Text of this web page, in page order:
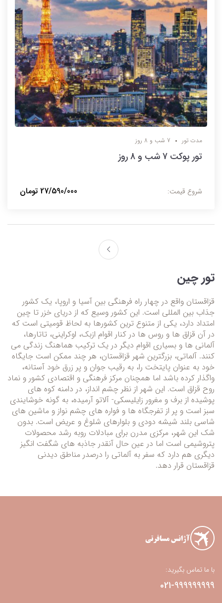
مدت تور 7 شب و 8 روز
تور پوکت 7 شب و 8 روز
شروع قیمت: 27/590/000 تومان
تور چین
قزاقستان واقع در چهار راه فرهنگی بین آسیا و اروپا، یک کشور
جذاب بین المللی است. این کشور وسیع که از دریای خزر تا چین
امتداد دارد، یکی از متنوع ترین کشورها به لحاظ قومیتی است که
در آن قزاق ها و روس ها در کنار اقوام ازبک، اوکراینی، تاتارها،
آلمانی ها و بسیاری اقوام دیگر در یک ترکیب هماهنگ زندگی می
کنند. آلماتی، بزرگترین شهر قزاقستان، هر چند ممکن است جایگاه
خود به عنوان پایتخت را، به رقیب جوان و پر زرق خود آستانه،
واگذار کرده باشد اما همچنان مرکز فرهنگی و اقتصادی کشور و نماد
روح قزاق است. این شهر از نظر چشم انداز، در دامنه کوه های
پوشیده از برف و مغرور زایلیسکی- آلاتو آرمیده، به گونه خوشایندی
سبز است و پر از تفرجگاه ها و فواره های چشم نواز و ماشین های
شاسی بلند شیشه دودی و بلوارهای شلوغ و عریض است. بدون
شک این شهر، مرکزی مدرن برای مبادلات روبه رشد محصولات
پتروشیمی است اما در عین حال آنقدر جاذبه های شگفت انگیز
دیگری هم دارد که سفر به آلماتی را درصدر مناطق دیدنی
قزاقستان قرار دهد.
با ما تماس بگیرید:
021-999999999